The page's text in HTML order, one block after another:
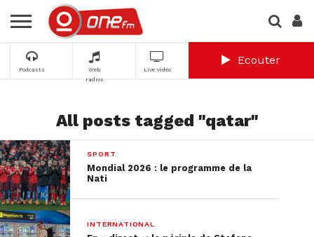
Podcasts
Web
radios
Live vidéo
Ecouter
All posts tagged "qatar"
SPORT
Mondial 2026 : le programme de la
Nati
INTERNATIONAL